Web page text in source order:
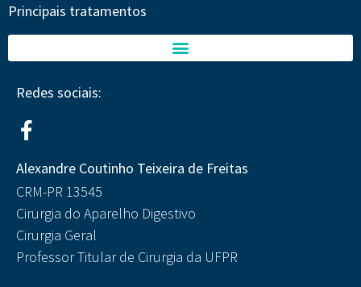
Principais tratamentos
Redes sociais:
Alexandre Coutinho Teixeira de Freitas
CRM-PR 13545
Cirurgia do Aparelho Digestivo
Cirurgia Geral
Professor Titular de Cirurgia da UFPR